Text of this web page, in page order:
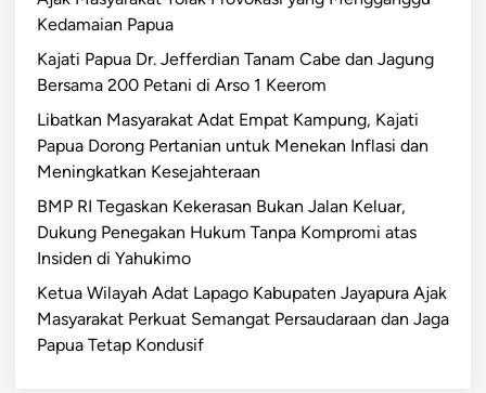
Kedamaian Papua
Kajati Papua Dr. Jefferdian Tanam Cabe dan Jagung
Bersama 200 Petani di Arso 1 Keerom
Libatkan Masyarakat Adat Empat Kampung, Kajati
Papua Dorong Pertanian untuk Menekan Inflasi dan
Meningkatkan Kesejahteraan
BMP RI Tegaskan Kekerasan Bukan Jalan Keluar,
Dukung Penegakan Hukum Tanpa Kompromi atas
Insiden di Yahukimo
Ketua Wilayah Adat Lapago Kabupaten Jayapura Ajak
Masyarakat Perkuat Semangat Persaudaraan dan Jaga
Papua Tetap Kondusif